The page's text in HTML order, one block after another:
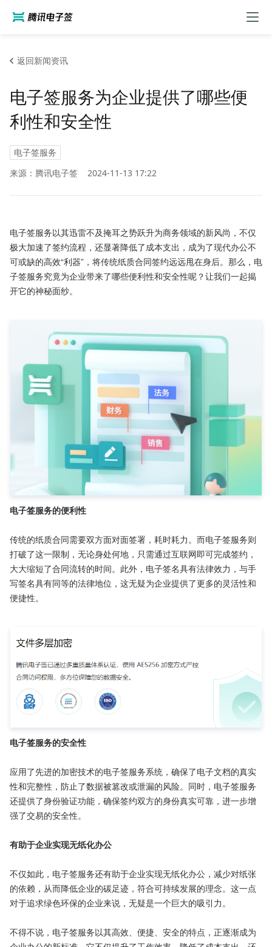
返回新闻资讯
电子签服务为企业提供了哪些便
利性和安全性
电子签服务
来源：腾讯电子签
2024-11-13 17:22
电子签服务以其迅雷不及掩耳之势跃升为商务领域的新风尚，不仅
极大加速了签约流程，还显著降低了成本支出，成为了现代办公不
可或缺的高效“利器”，将传统纸质合同签约远远甩在身后。那么，电
子签服务究竟为企业带来了哪些便利性和安全性呢？让我们一起揭
开它的神秘面纱。
电子签服务的便利性
传统的纸质合同需要双方面对面签署，耗时耗力。而电子签服务则
打破了这一限制，无论身处何地，只需通过互联网即可完成签约，
大大缩短了合同流转的时间。此外，电子签名具有法律效力，与手
写签名具有同等的法律地位，这无疑为企业提供了更多的灵活性和
便捷性。
电子签服务的安全性
应用了先进的加密技术的电子签服务系统，确保了电子文档的真实
性和完整性，防止了数据被篡改或泄漏的风险。同时，电子签服务
还提供了身份验证功能，确保签约双方的身份真实可靠，进一步增
强了交易的安全性。
有助于企业实现无纸化办公
不仅如此，电子签服务还有助于企业实现无纸化办公，减少对纸张
的依赖，从而降低企业的碳足迹，符合可持续发展的理念。这一点
对于追求绿色环保的企业来说，无疑是一个巨大的吸引力。
不得不说，电子签服务以其高效、便捷、安全的特点，正逐渐成为